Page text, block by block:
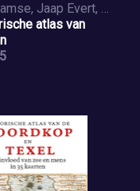
Abrahamse, Jaap Evert, Rutte, Reinout, IJsselstijn, Marcel
atlas van